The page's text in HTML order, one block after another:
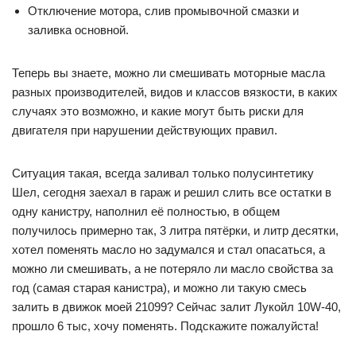
Отключение мотора, слив промывочной смазки и
заливка основной.
Теперь вы знаете, можно ли смешивать моторные масла
разных производителей, видов и классов вязкости, в каких
случаях это возможно, и какие могут быть риски для
двигателя при нарушении действующих правил.
Ситуация такая, всегда заливал только полусинтетику
Шел, сегодня заехал в гараж и решил слить все остатки в
одну канистру, наполнил её полностью, в общем
получилось примерно так, 3 литра пятёрки, и литр десятки,
хотел поменять масло но задумался и стал опасаться, а
можно ли смешивать, а не потеряло ли масло свойства за
год (самая старая канистра), и можно ли такую смесь
залить в движок моей 21099? Сейчас залит Лукойл 10W-40,
прошло 6 тыс, хочу поменять. Подскажите пожалуйста!